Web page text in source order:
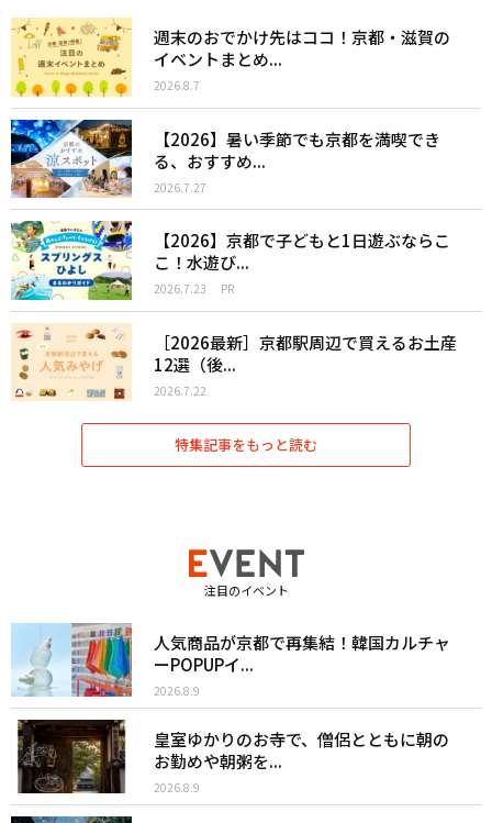
週末のおでかけ先はココ！京都・滋賀の
イベントまとめ...
2026.8.7
【2026】暑い季節でも京都を満喫でき
る、おすすめ...
2026.7.27
【2026】京都で子どもと1日遊ぶならこ
こ！水遊び...
2026.7.23 PR
［2026最新］京都駅周辺で買えるお土産
12選（後...
2026.7.22
特集記事をもっと読む
注目のイベント
人気商品が京都で再集結！韓国カルチャ
ーPOPUPイ...
2026.8.9
皇室ゆかりのお寺で、僧侶とともに朝の
お勤めや朝粥を...
2026.8.9